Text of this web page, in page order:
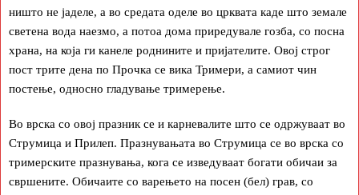
ништо не јаделе, а во средата оделе во црквата каде што земале
светена вода наезмо, а потоа дома приредувале гозба, со посна
храна, на која ги канеле роднините и пријателите. Овој строг
пост трите дена по Прочка се вика Тримери, а самиот чин
постење, односно гладување тримерење.
Во врска со овој празник се и карневалите што се одржуваат во
Струмица и Прилеп. Празнувањата во Струмица се во врска со
тримерските празнувања, кога се изведуваат богати обичаи за
свршените. Обичаите со варењето на посен (бел) грав, со